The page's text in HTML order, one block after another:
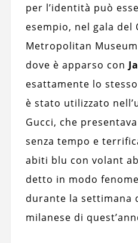
per l’identità può
esempio, nel gala
Metropolitan
dove è apparso con
esattamente lo
è stato utilizzato
Gucci, che
senza tempo e
abiti blu con volant
detto in modo
durante la settimana
milanese di